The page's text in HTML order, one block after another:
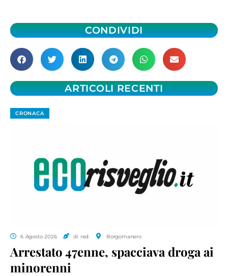
CONDIVIDI
ARTICOLI RECENTI
CRONACA
6 Agosto 2026 di red. Borgomanero
Arrestato 47enne, spacciava droga ai
minorenni